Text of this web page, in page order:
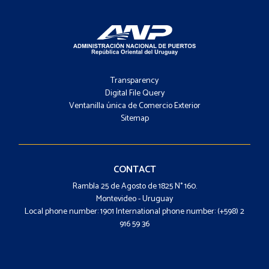
-
Menú
Transparency
Digital File Query
Ventanilla única de Comercio Exterior
Sitemap
-
Contacto
CONTACT
Rambla 25 de Agosto de 1825 N° 160.
Montevideo - Uruguay
Local phone number: 1901 International phone number: (+598) 2
916 59 36